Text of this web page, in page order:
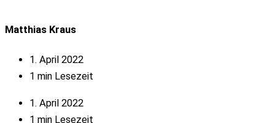
Matthias Kraus
1. April 2022
1 min Lesezeit
1. April 2022
1 min Lesezeit